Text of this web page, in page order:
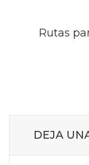
Rutas
DEJA